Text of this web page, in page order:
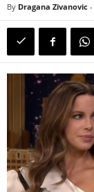
By Dragana Zivanovic -